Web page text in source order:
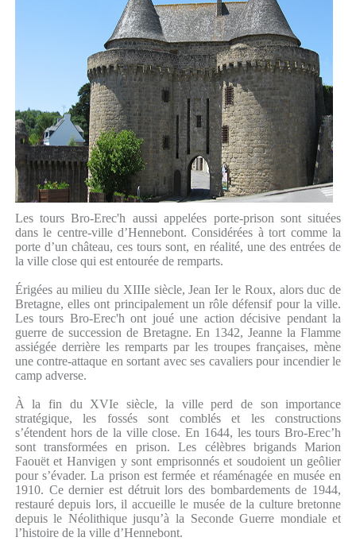
Les tours Bro-Erec'h aussi appelées porte-prison sont situées
dans le centre-ville d’Hennebont. Considérées à tort comme la
porte d’un château, ces tours sont, en réalité, une des entrées de
la ville close qui est entourée de remparts.
Érigées au milieu du XIIIe siècle, Jean Ier le Roux, alors duc de
Bretagne, elles ont principalement un rôle défensif pour la ville.
Les tours Bro-Erec'h ont joué une action décisive pendant la
guerre de succession de Bretagne. En 1342, Jeanne la Flamme
assiégée derrière les remparts par les troupes françaises, mène
une contre-attaque en sortant avec ses cavaliers pour incendier le
camp adverse.
À la fin du XVIe siècle, la ville perd de son importance
stratégique, les fossés sont comblés et les constructions
s’étendent hors de la ville close. En 1644, les tours Bro-Erec’h
sont transformées en prison. Les célèbres brigands Marion
Faouët et Hanvigen y sont emprisonnés et soudoient un geôlier
pour s’évader. La prison est fermée et réaménagée en musée en
1910. Ce dernier est détruit lors des bombardements de 1944,
restauré depuis lors, il accueille le musée de la culture bretonne
depuis le Néolithique jusqu’à la Seconde Guerre mondiale et
l’histoire de la ville d’Hennebont.